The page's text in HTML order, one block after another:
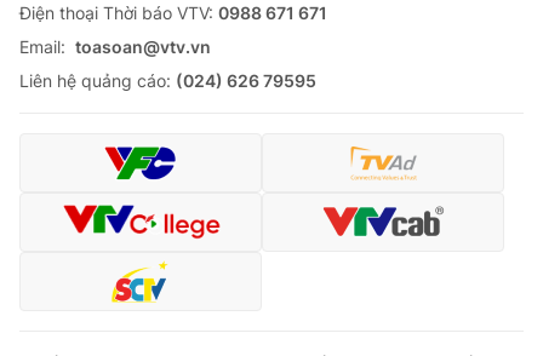
Ðiện thoại Thời báo VTV: 0988 671 671
Email: toasoan@vtv.vn
Liên hệ quảng cáo: (024) 626 79595